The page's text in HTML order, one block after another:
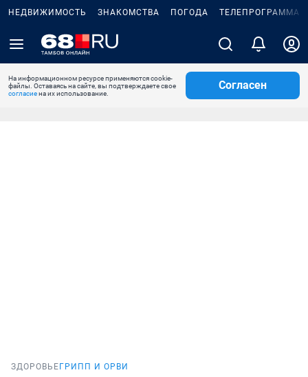
НЕДВИЖИМОСТЬ ЗНАКОМСТВА ПОГОДА ТЕЛЕПРОГРАММА
На информационном ресурсе применяются cookie-
файлы. Оставаясь на сайте, вы подтверждаете свое
согласиена их использование.
Согласен
ЗДОРОВЬЕ ГРИПП И ОРВИ